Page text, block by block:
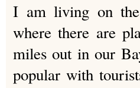
I am living on
where there are
miles out in our
popular with